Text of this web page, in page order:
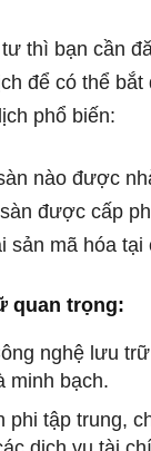
thì bạn cần
để có thể bắt
phổ biến:
nào được
được cấp
sản mã hóa tại
quan trọng:
nghệ lưu
minh bạch.
phi tập trung,